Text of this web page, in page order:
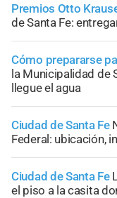
Premios Otto
de Santa Fe:
Cómo prepararse
la Municipalidad de
llegue el agua
Ciudad de Santa Fe
Federal: ubicación,
Ciudad de Santa Fe
el piso a la casita